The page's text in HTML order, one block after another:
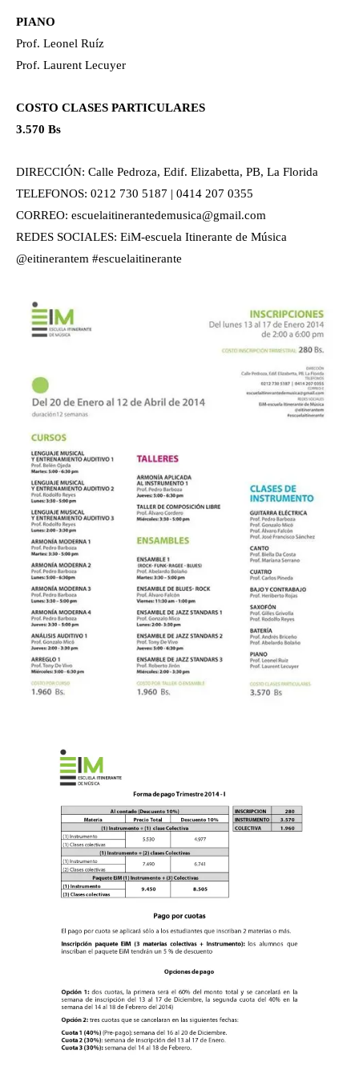
PIANO
Prof. Leonel Ruíz
Prof. Laurent Lecuyer
COSTO CLASES PARTICULARES
3.570 Bs
DIRECCIÓN: Calle Pedroza, Edif. Elizabetta, PB, La Florida
TELEFONOS: 0212 730 5187 | 0414 207 0355
CORREO: escuelaitinerantedemusica@gmail.com
REDES SOCIALES: EiM-escuela Itinerante de Música
@eitinerantem #escuelaitinerante